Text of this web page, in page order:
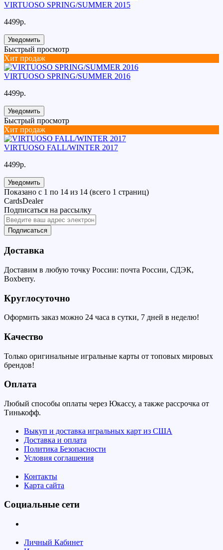
VIRTUOSO SPRING/SUMMER 2015
4499р.
Уведомить
Быстрый просмотр
Хит продаж
VIRTUOSO SPRING/SUMMER 2016
4499р.
Уведомить
Быстрый просмотр
Хит продаж
VIRTUOSO FALL/WINTER 2017
4499р.
Уведомить
Показано с 1 по 14 из 14 (всего 1 страниц)
CardsDealer
Подписаться на рассылку
Подписаться
Доставка
Доставим в любую точку России: почта России, СДЭК,
Boxberry.
Круглосуточно
Оформить заказ можно 24 часа в сутки, 7 дней в неделю!
Качество
Только оригинальные игральные карты от топовых мировых
брендов!
Оплата
Любый способы оплаты через Юкассу, а также рассрочка от
Тинькофф.
Выкуп и доставка игральных карт из США
Доставка и оплата
Политика Безопасности
Условия соглашения
Контакты
Карта сайта
Социальные сети
Личный Кабинет